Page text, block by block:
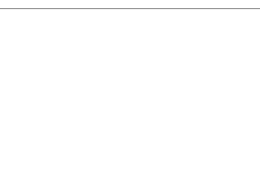
ПДУ с радио или GSM